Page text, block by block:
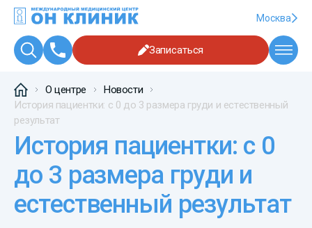
Москва
Записаться
О центре
Новости
История пациентки: с 0 до 3 размера груди и естественный
результат
История пациентки: с 0
до 3 размера груди и
естественный результат